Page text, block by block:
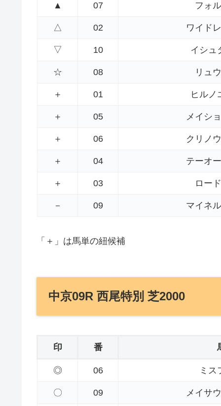
▲ 07 フォ
△ 02 ワイド
▽ 10 イシュ
☆ 08 リュ
＋ 01 ヒルノ
＋ 05 メイシ
＋ 06 クリノ
＋ 04 テーオ
＋ 03 ロー
－ 09 マイネ
「＋」は馬単の紐候補
中京09R 西尾特別 芝2000
印 番
◎ 06 ミス
〇 09 メイサ